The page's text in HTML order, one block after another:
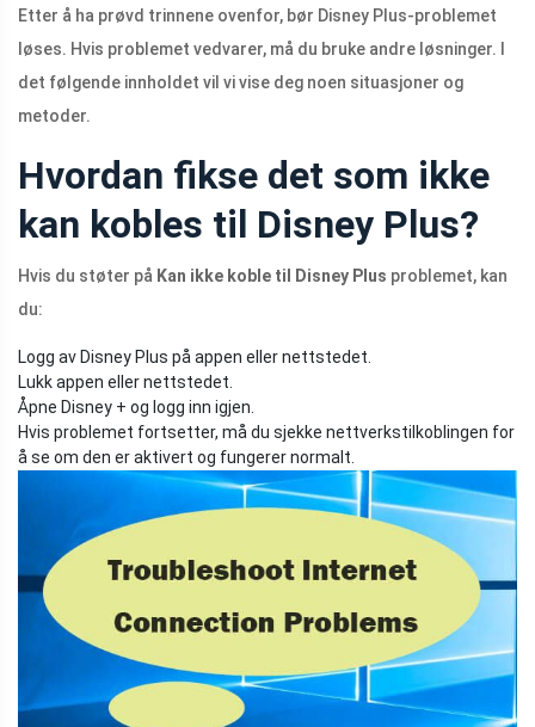
Etter å ha prøvd trinnene ovenfor, bør Disney Plus-problemet
løses. Hvis problemet vedvarer, må du bruke andre løsninger. I
det følgende innholdet vil vi vise deg noen situasjoner og
metoder.
Hvordan fikse det som ikke
kan kobles til Disney Plus?
Hvis du støter på Kan ikke koble til Disney Plus problemet, kan
du:
Logg av Disney Plus på appen eller nettstedet.
Lukk appen eller nettstedet.
Åpne Disney + og logg inn igjen.
Hvis problemet fortsetter, må du sjekke nettverkstilkoblingen for
å se om den er aktivert og fungerer normalt.